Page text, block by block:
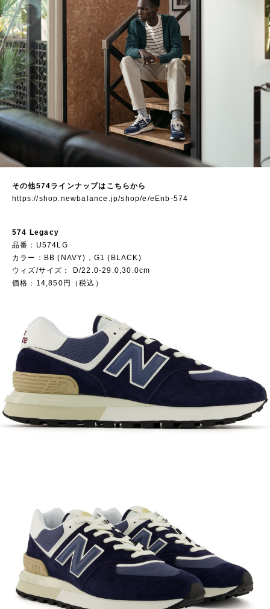
その他574ラインナップはこちらから
https://shop.newbalance.jp/shop/e/eEnb-574
574 Legacy
品番：U574LG
カラー：BB (NAVY)，G1 (BLACK)
ウィズ/サイズ： D/22.0-29.0,30.0cm
価格：14,850円（税込）